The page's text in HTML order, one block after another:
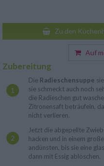
Zu den
Auf
Zubereitung
Die Radieschensuppe
sie schmeckt auch noch
die Radieschen gut
Zitronensaft beträufeln,
nicht verlieren.
Jetzt die abgepellte
hacken und in einem
andünsten, bis sie eine
dann mit Essig ablöschen.